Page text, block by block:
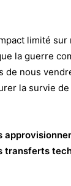
limité
la guerre
de nous
la survie